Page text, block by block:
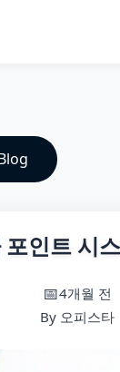
인트 시
4개월 전
By 오피스타